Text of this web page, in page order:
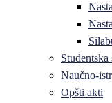
Studentska
Naučno-
Opšti akti